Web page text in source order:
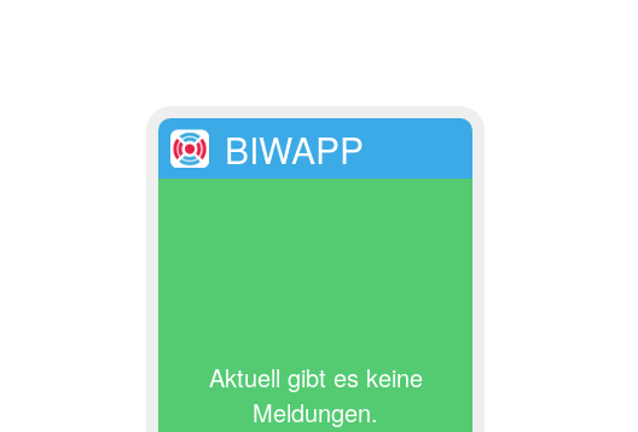
BIWAPP
Aktuell gibt es keine
Meldungen.